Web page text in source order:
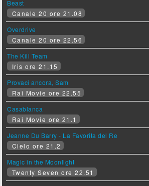
Beast
Canale 20 ore 21.08
Overdrive
Canale 20 ore 22.56
The Kill Team
Iris ore 21.15
Provaci ancora, Sam
Rai Movie ore 22.55
Casablanca
Rai Movie ore 21.1
Jeanne Du Barry - La Favorita del Re
Cielo ore 21.2
Magic in the Moonlight
Twenty Seven ore 22.51